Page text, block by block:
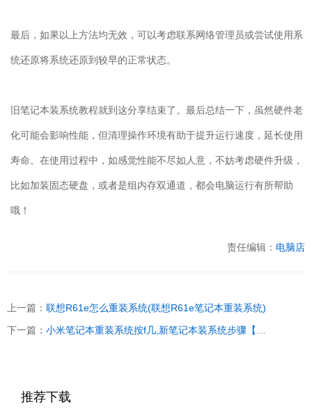
最后，如果以上方法均无效，可以考虑联系网络管理员或尝试使用系
统还原将系统还原到较早的正常状态。
旧笔记本装系统教程就到这分享结束了。最后总结一下，虽然硬件老
化可能会影响性能，但清理操作环境有助于提升运行速度，延长使用
寿命。在使用过程中，如感觉性能不尽如人意，不妨考虑硬件升级，
比如加装固态硬盘，或者是组内存双通道，都会电脑运行有所帮助
哦！
责任编辑： 电脑店
上一篇： 联想R61e怎么重装系统(联想R61e笔记本重装系统)
下一篇： 小米笔记本重装系统按f几,新笔记本装系统步骤【图示】
推荐下载